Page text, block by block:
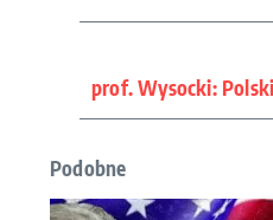
prof. Wysocki:
Podobne